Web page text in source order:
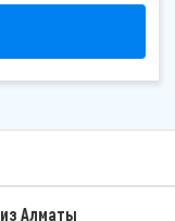
из Алматы